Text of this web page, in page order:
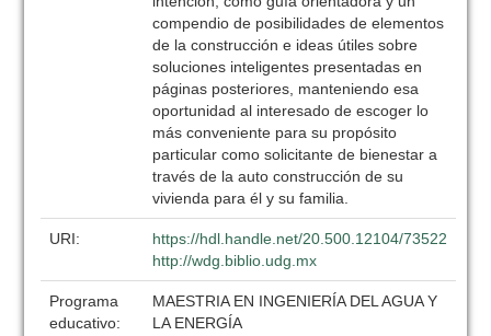
compendio de posibilidades de elementos
de la construcción e ideas útiles sobre
soluciones inteligentes presentadas en
páginas posteriores, manteniendo esa
oportunidad al interesado de escoger lo
más conveniente para su propósito
particular como solicitante de bienestar a
través de la auto construcción de su
vivienda para él y su familia.
URI:
https://hdl.handle.net/20.500.12104/73522
http://wdg.biblio.udg.mx
Programa
educativo:
MAESTRIA EN INGENIERÍA DEL AGUA Y
LA ENERGÍA